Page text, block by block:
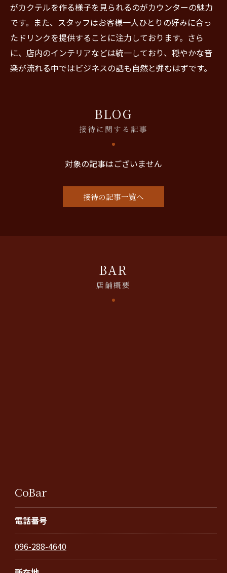
がカクテルを作る様子を見られるのがカウンターの魅力
です。また、スタッフはお客様一人ひとりの好みに合っ
たドリンクを提供することに注力しております。さら
に、店内のインテリアなどは統一しており、穏やかな音
楽が流れる中ではビジネスの話も自然と弾むはずです。
接待に関する記事
BLOG
対象の記事はございません
接待の記事一覧へ
店舗概要
BAR
CoBar
電話番号
096-288-4640